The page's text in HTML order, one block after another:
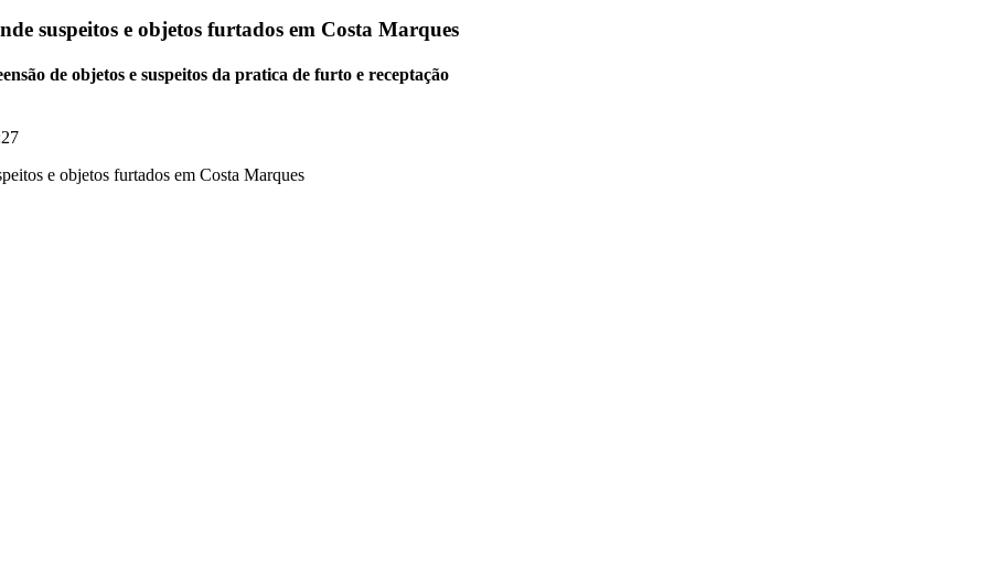
suspeitos e objetos furtados em Costa Marques
de objetos e suspeitos da pratica de furto e receptação